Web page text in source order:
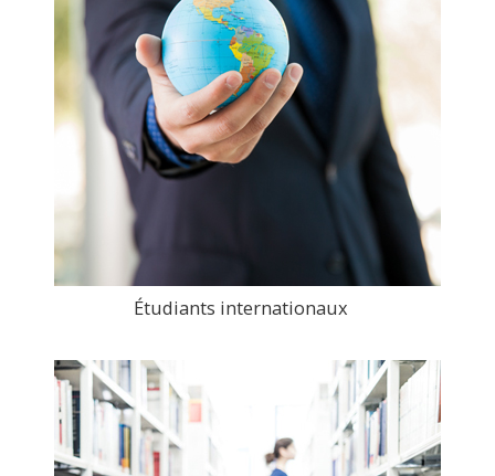
Étudiants internationaux